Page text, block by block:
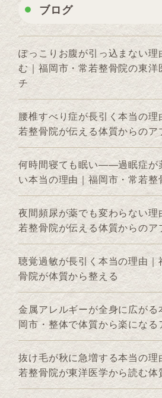
ブログ
ぽっこりお腹が引っ込まない理
む｜福岡市・常若整骨院の東洋
チ
腰椎すべり症が長引く本当の理
若整骨院が伝える体質からのア
何時間寝ても眠い——過眠症が
い本当の理由｜福岡市・常若整
夜間頻尿が薬でも変わらない理
若整骨院が伝える体質からのア
聴覚過敏が長引く本当の理由｜
骨院が体質から整える
金属アレルギーが全身に広がる
岡市・整体で体質から楽になる
抜け毛が秋に急増する本当の理
若整骨院が東洋医学から読む体